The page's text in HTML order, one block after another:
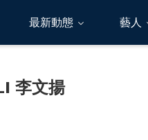
最新動態 藝人
李文揚